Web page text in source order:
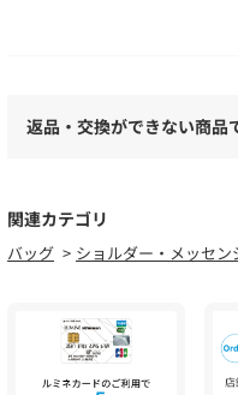
返品・交換ができない商品
関連カテゴリ
バッグ ショルダー・メッセン